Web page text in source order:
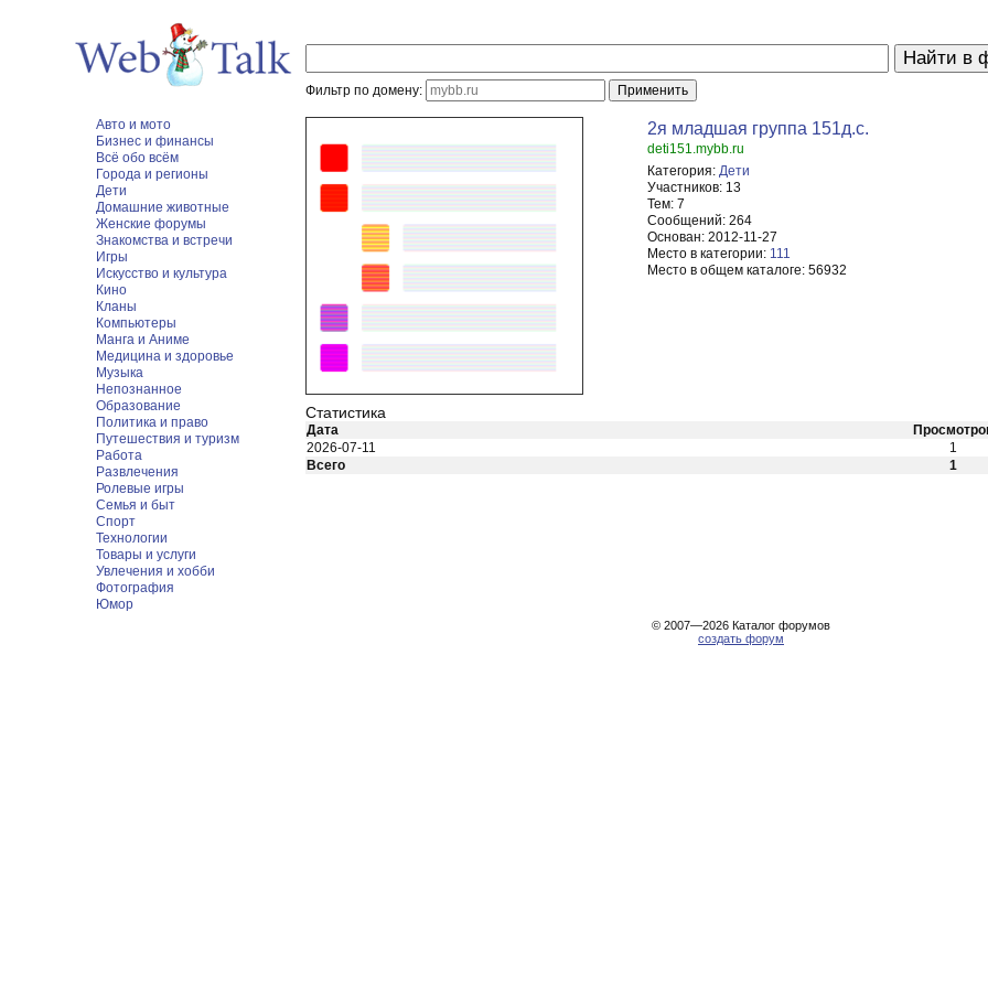
Фильтр по домену:
Авто и мото
Бизнес и финансы
Всё обо всём
Города и регионы
Дети
Домашние животные
Женские форумы
Знакомства и встречи
Игры
Искусство и культура
Кино
Кланы
Компьютеры
Манга и Аниме
Медицина и здоровье
Музыка
Непознанное
Образование
Политика и право
Путешествия и туризм
Работа
Развлечения
Ролевые игры
Семья и быт
Спорт
Технологии
Товары и услуги
Увлечения и хобби
Фотография
Юмор
2я младшая группа 151д.с.
deti151.mybb.ru
Категория: Дети
Участников: 13
Тем: 7
Сообщений: 264
Основан: 2012-11-27
Место в категории: 111
Место в общем каталоге: 56932
Статистика
Дата
2026-07-11
1
Всего
1
© 2007—2026 Каталог форумов
создать форум